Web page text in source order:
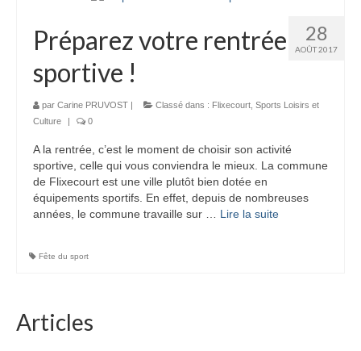
28
AOÛT 2017
Préparez votre rentrée
sportive !
par Carine PRUVOST | Classé dans : Flixecourt Sports Loisirs et
Culture
| 0
A la rentrée, c’est le moment de choisir son activité
sportive, celle qui vous conviendra le mieux. La commune
de Flixecourt est une ville plutôt bien dotée en
équipements sportifs. En effet, depuis de nombreuses
années, le commune travaille sur … Lire la suite­­
Fête du sport
Articles